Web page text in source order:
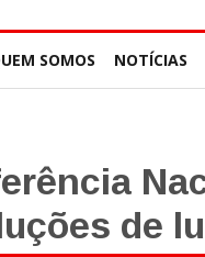
SOMOS NOTÍCIAS
de